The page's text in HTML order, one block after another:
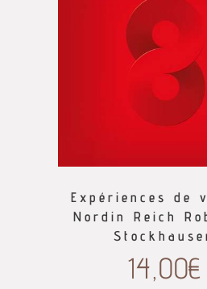
Expériences de
Nordin Reich
14,00€